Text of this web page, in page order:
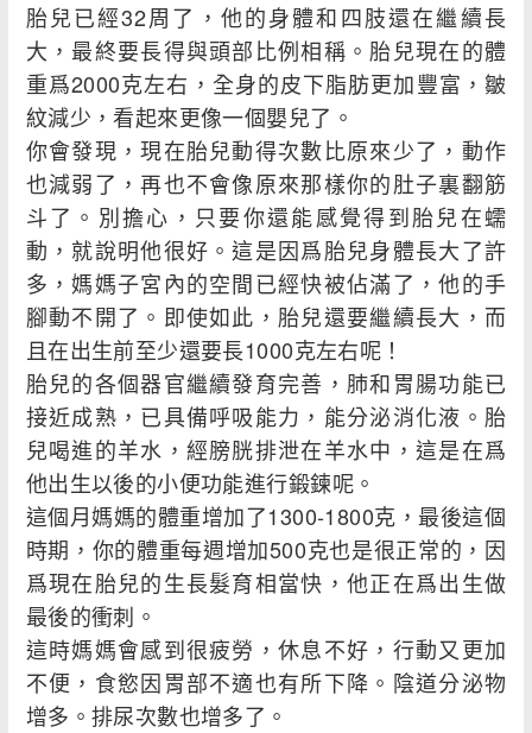
胎兒已經32周了，他的身體和四肢還在繼續長
大，最終要長得與頭部比例相稱。胎兒現在的體
重爲2000克左右，全身的皮下脂肪更加豐富，皺
紋減少，看起來更像一個嬰兒了。
你會發現，現在胎兒動得次數比原來少了，動作
也減弱了，再也不會像原來那樣你的肚子裏翻筋
斗了。別擔心，只要你還能感覺得到胎兒在蠕
動，就說明他很好。這是因爲胎兒身體長大了許
多，媽媽子宮內的空間已經快被佔滿了，他的手
腳動不開了。即使如此，胎兒還要繼續長大，而
且在出生前至少還要長1000克左右呢！
胎兒的各個器官繼續發育完善，肺和胃腸功能已
接近成熟，已具備呼吸能力，能分泌消化液。胎
兒喝進的羊水，經膀胱排泄在羊水中，這是在爲
他出生以後的小便功能進行鍛鍊呢。
這個月媽媽的體重增加了1300-1800克，最後這個
時期，你的體重每週增加500克也是很正常的，因
爲現在胎兒的生長髮育相當快，他正在爲出生做
最後的衝刺。
這時媽媽會感到很疲勞，休息不好，行動又更加
不便，食慾因胃部不適也有所下降。陰道分泌物
增多。排尿次數也增多了。